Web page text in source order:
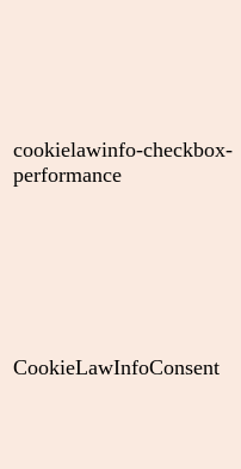
cookielawinfo-checkbox-
performance
CookieLawInfoConsent